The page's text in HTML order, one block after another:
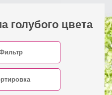
голубого цвета